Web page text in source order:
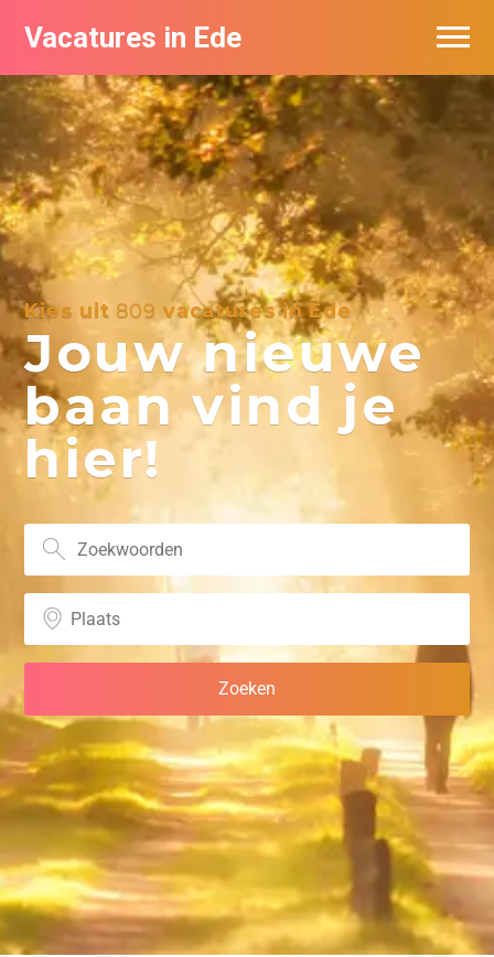
Vacatures in Ede
Kies uit 809 vacatures in Ede
Jouw nieuwe
baan vind je
hier!
Vacatures bij bedrijven in Ede